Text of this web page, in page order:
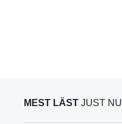
MEST LÄST JUST NU